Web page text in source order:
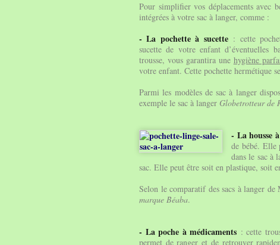
Pour simplifier vos déplacements avec
intégrées à votre sac à langer, comme :
- La pochette à sucette : cette
sucette de votre enfant d’éventuelles
trousse, vous garantira une hygiène
votre enfant. Cette pochette hermétique
Parmi les modèles de sac à langer
exemple le sac à langer Globetrotteur de
- La housse
de bébé. Elle
dans le sac à
sac. Elle peut être soit en plastique, soit
Selon le comparatif des sacs à langer de
marque Béaba.
- La poche à médicaments : cette
permet de ranger et de retrouver